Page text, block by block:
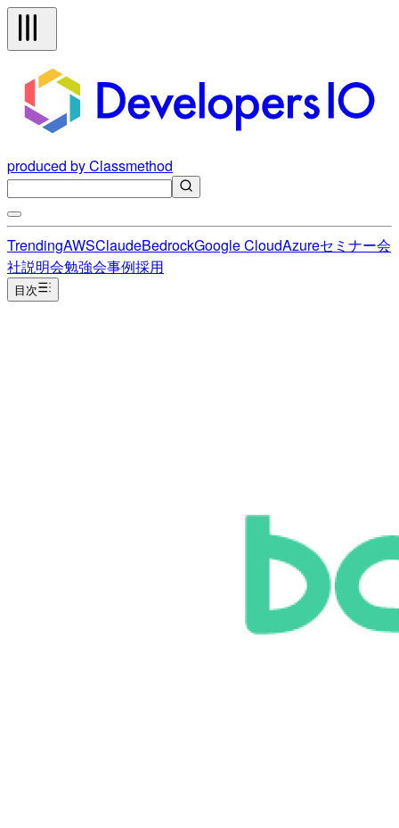
produced by Classmethod
TrendingAWSClaudeBedrockGoogle CloudAzureセミナー会
社説明会勉強会事例採用
目次